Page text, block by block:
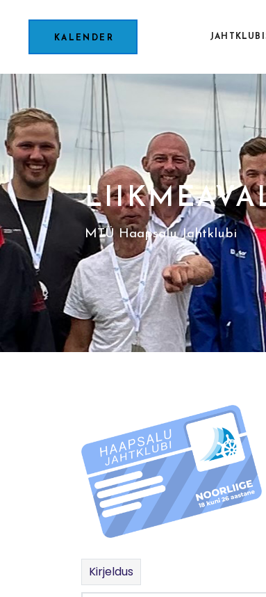
KALENDER
MTÜ Haapsalu Jahtklubi